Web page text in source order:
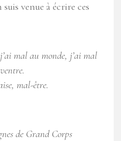
venue à écrire ces
mal au monde, j’ai mal
mal-être.
de Grand Corps